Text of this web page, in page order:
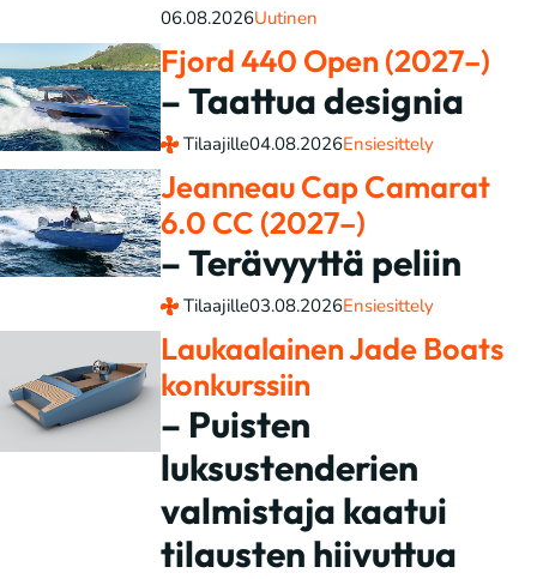
06.08.2026Uutinen
Fjord 440 Open (2027–)
– Taattua designia
Tilaajille04.08.2026Ensiesittely
Jeanneau Cap Camarat
6.0 CC (2027–)
– Terävyyttä peliin
Tilaajille03.08.2026Ensiesittely
Laukaalainen Jade Boats
konkurssiin
– Puisten
luksustenderien
valmistaja kaatui
tilausten hiivuttua